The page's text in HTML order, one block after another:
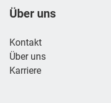
Footer navigation
Über uns
Kontakt
Über uns
Karriere